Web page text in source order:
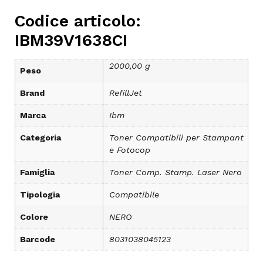
Codice articolo:
IBM39V1638CI
Peso 2000,00 g
Brand RefillJet
Marca Ibm
Categoria
Toner Compatibili per Stampant
e Fotocop
Famiglia Toner Comp. Stamp. Laser Nero
Tipologia Compatibile
Colore NERO
Barcode 8031038045123